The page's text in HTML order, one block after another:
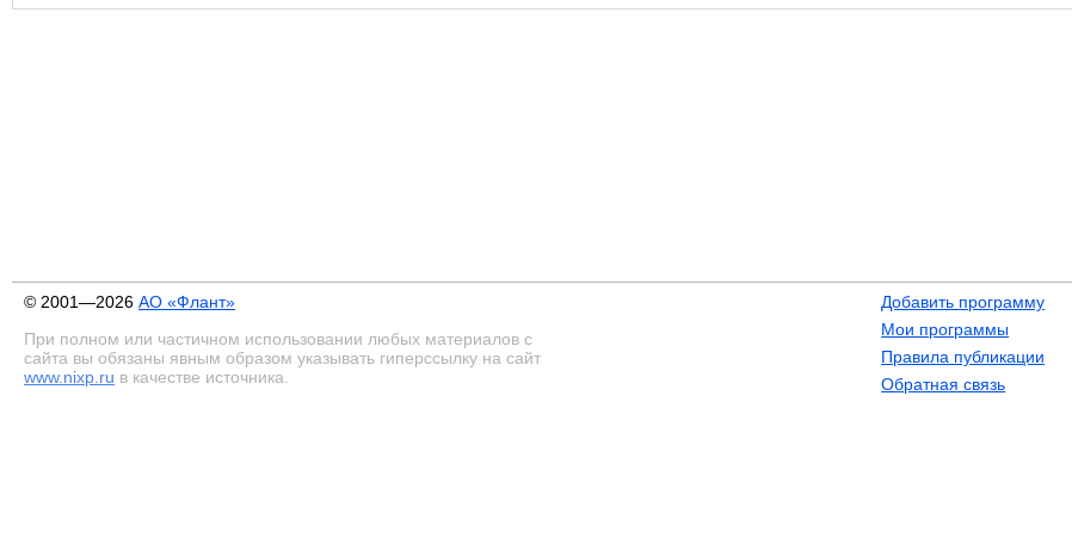
© 2001—2026 АО «Флант»
При полном или частичном использовании любых материалов с
сайта вы обязаны явным образом указывать гиперссылку на сайт
www.nixp.ru в качестве источника.
Добавить программу
Мои программы
Правила публикации
Обратная связь